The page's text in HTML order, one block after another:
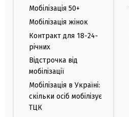
Мобілізація 50+
Мобілізація жінок
Контракт для 18-24-
річних
Відстрочка від
мобілізації
Мобілізація в Україні:
скільки осіб мобілізує
ТЦК